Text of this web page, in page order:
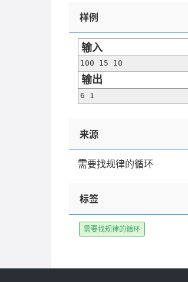
样例
输入
100 15 10
输出
6 1
来源
需要找规律的循环
标签
需要找规律的循环